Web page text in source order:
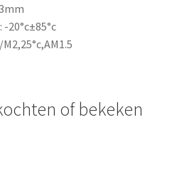
20°c±85°c
of bekeken